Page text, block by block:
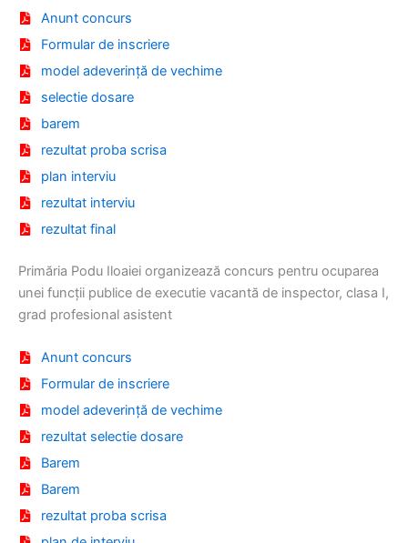
Anunt concurs
Formular de inscriere
model adeverință de vechime
selectie dosare
barem
rezultat proba scrisa
plan interviu
rezultat interviu
rezultat final
Primăria Podu Iloaiei organizează concurs pentru ocuparea
unei funcții publice de executie vacantă de inspector, clasa I,
grad profesional asistent
Anunt concurs
Formular de inscriere
model adeverință de vechime
rezultat selectie dosare
Barem
Barem
rezultat proba scrisa